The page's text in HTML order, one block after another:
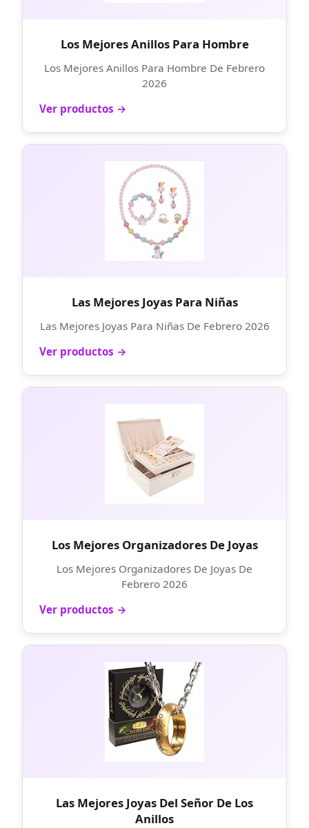
Los Mejores Anillos Para Hombre
Los Mejores Anillos Para Hombre De Febrero
2026
Ver productos →
Las Mejores Joyas Para Niñas
Las Mejores Joyas Para Niñas De Febrero 2026
Ver productos →
Los Mejores Organizadores De Joyas
Los Mejores Organizadores De Joyas De
Febrero 2026
Ver productos →
Las Mejores Joyas Del Señor De Los
Anillos